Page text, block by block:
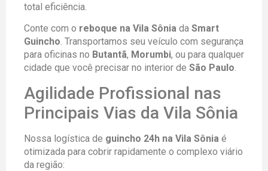
total eficiência.
Conte com o reboque na Vila Sônia da Smart
Guincho. Transportamos seu veículo com segurança
para oficinas no Butantã, Morumbi, ou para qualquer
cidade que você precisar no interior de São Paulo.
Agilidade Profissional nas
Principais Vias da Vila Sônia
Nossa logística de guincho 24h na Vila Sônia é
otimizada para cobrir rapidamente o complexo viário
da região: